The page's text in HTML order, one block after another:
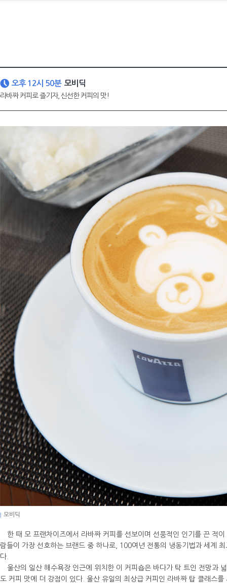
오후 12시 50분 모비딕
라바짜 커피로 즐기자, 신선한 커피의 맛!
| 모비딕
한 때 모 프랜차이즈에서 라바짜 커피를 선보이며 선풍적인 인기를 끈 적
람들이 가장 선호하는 브랜드 중 하나로, 100여년 전통의 냉동기법과 세계
다.
울산의 일산 해수욕장 인근에 위치한 이 커피숍은 바다가 탁 트인 전망과
도 커피 맛에 더 강점이 있다. 울산 유일의 최상급 커피인 라바짜 탑 클래스